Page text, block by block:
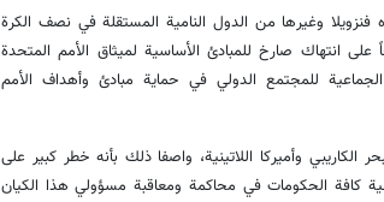
فنزويلا وغيرها من الدول النامية المستقلة في نصف الكرة
على انتهاك صارخ للمبادئ الأساسية لميثاق الأمم المتحدة
للمجتمع الدولي في حماية مبادئ وأهداف الأمم
وأميركا اللاتينية، واصفا ذلك بأنه خطر كبير على
كافة الحكومات في محاكمة ومعاقبة مسؤولي هذا الكيان